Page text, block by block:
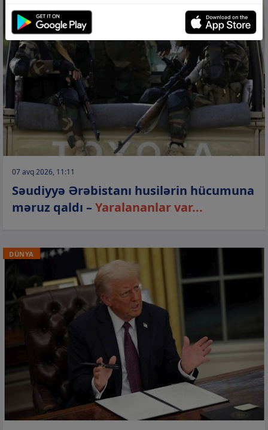
07 avq 2026, 11:11
Səudiyyə Ərəbistanı husilərin hücumuna
məruz qaldı –Yaralananlar var...
DÜNYA